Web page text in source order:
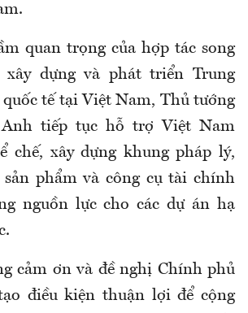
quan trọng của hợp tác song
xây dựng và phát triển Trung
tế tại Việt Nam, Thủ tướng
tiếp tục hỗ trợ Việt Nam
chế, xây dựng khung pháp lý,
phẩm và công cụ tài chính
nguồn lực cho các dự án hạ
cảm ơn và đề nghị Chính phủ
điều kiện thuận lợi để cộng